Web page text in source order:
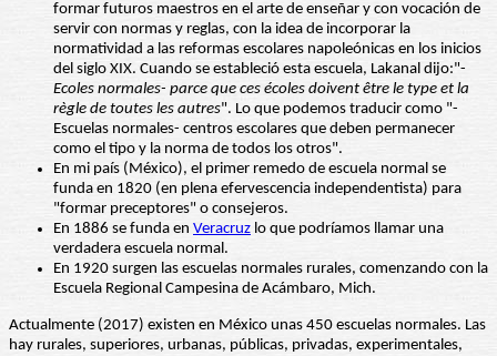
formar futuros maestros en el arte de enseñar y con vocación de
servir con normas y reglas, con la idea de incorporar la
normatividad a las reformas escolares napoleónicas en los inicios
del siglo XIX. Cuando se estableció esta escuela, Lakanal dijo:"-
Ecoles normales- parce que ces écoles doivent être le type et la
règle de toutes les autres". Lo que podemos traducir como "-
Escuelas normales- centros escolares que deben permanecer
como el tipo y la norma de todos los otros".
En mi país (México), el primer remedo de escuela normal se
funda en 1820 (en plena efervescencia independentista) para
"formar preceptores" o consejeros.
En 1886 se funda en Veracruz lo que podríamos llamar una
verdadera escuela normal.
En 1920 surgen las escuelas normales rurales, comenzando con la
Escuela Regional Campesina de Acámbaro, Mich.
Actualmente (2017) existen en México unas 450 escuelas normales. Las
hay rurales, superiores, urbanas, públicas, privadas, experimentales,